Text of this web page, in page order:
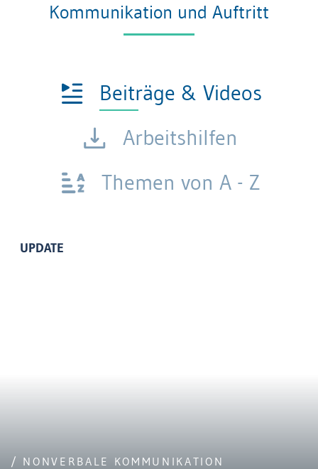
Kommunikation und Auftritt
Beiträge & Videos
Arbeitshilfen
Themen von A - Z
UPDATE
/ NONVERBALE KOMMUNIKATION